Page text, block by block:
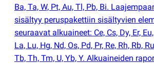
Ba, Ta, W, Pt, Au, Tl, Pb, Bi.
sisältyy peruspakettiin sisältyvien
seuraavat alkuaineet: Ce, Cs, Dy, Er,
La, Lu, Hg, Nd, Os, Pd, Pr, Re, Rh, Rb,
Tb, Th, Tm, U, Yb, Y. Alkuaineiden